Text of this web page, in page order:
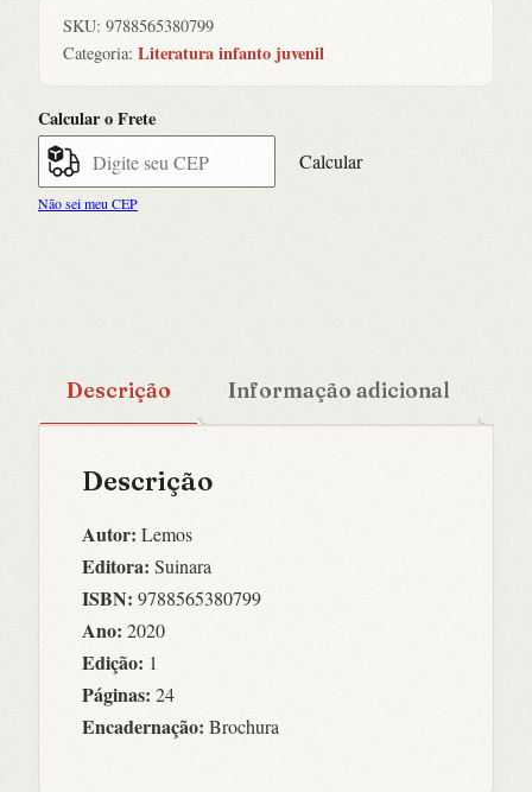
quantidade
SKU: 9788565380799
Categoria: Literatura infanto juvenil
Calcular o Frete
Calcular
Não sei meu CEP
Descrição Informação adicional
Descrição
Autor: Lemos
Editora: Suinara
ISBN: 9788565380799
Ano: 2020
Edição: 1
Páginas: 24
Encadernação: Brochura